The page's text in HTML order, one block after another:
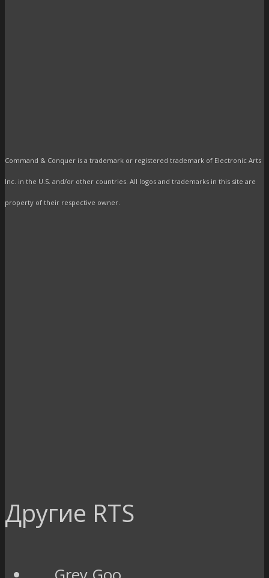
Command & Conquer is a trademark or registered trademark of Electronic Arts
Inc. in the U.S. and/or other countries. All logos and trademarks in this site are
property of their respective owner.
Другие RTS